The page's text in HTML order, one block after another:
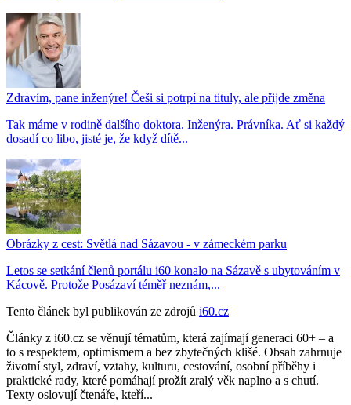
Zdravím, pane inženýre! Češi si potrpí na tituly, ale přijde změna
Tak máme v rodině dalšího doktora. Inženýra. Právníka. Ať si každý
dosadí co libo, jisté je, že když dítě...
Obrázky z cest: Světlá nad Sázavou - v zámeckém parku
Letos se setkání členů portálu i60 konalo na Sázavě s ubytováním v
Kácově. Protože Posázaví téměř neznám,...
Tento článek byl publikován ze zdrojů i60.cz
Články z i60.cz se věnují tématům, která zajímají generaci 60+ – a
to s respektem, optimismem a bez zbytečných klišé. Obsah zahrnuje
životní styl, zdraví, vztahy, kulturu, cestování, osobní příběhy i
praktické rady, které pomáhají prožít zralý věk naplno a s chutí.
Texty oslovují čtenáře, kteří...